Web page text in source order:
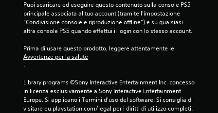
Puoi scaricare ed eseguire questo contenuto sulla console PS5
principale associata al tuo account (tramite l'impostazione
“Condivisione console e riproduzione offline”) e su qualsiasi
altra console PS5 quando effettui il login con lo stesso account.
Prima di usare questo prodotto, leggere attentamente le
Avvertenze per la salute
.
Library programs ©Sony Interactive Entertainment Inc. concesso
in licenza esclusivamente a Sony Interactive Entertainment
Europe. Si applicano i Termini d'uso del software. Si consiglia di
visitare eu.playstation.com/legal per i diritti di utilizzo completi.